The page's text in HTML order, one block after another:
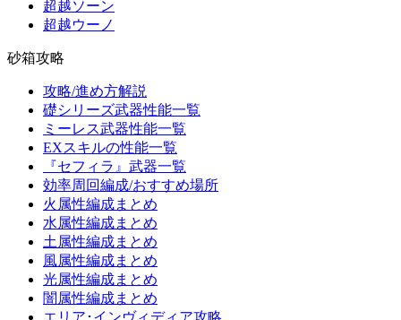
超越ソーン
超越ウーノ
砂箱攻略
攻略/進め方解説
礎シリーズ武器性能一覧
ミーレス武器性能一覧
EXスキルの性能一覧
『セフィラ』武器一覧
効率周回編成/おすすめ場所
火属性編成まとめ
水属性編成まとめ
土属性編成まとめ
風属性編成まとめ
光属性編成まとめ
闇属性編成まとめ
エリア･インヴィディア攻略